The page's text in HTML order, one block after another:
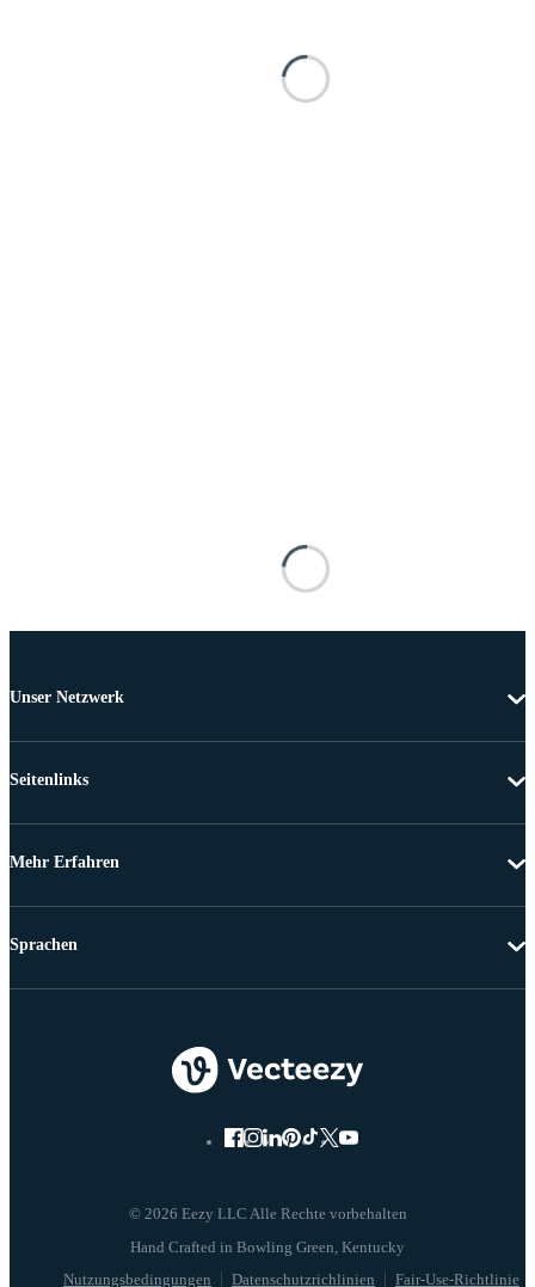
Unser Netzwerk
Seitenlinks
Mehr Erfahren
© 2026 Eezy LLC Alle Rechte vorbehalten
Nutzungsbedingungen Datenschutzrichlinien Fair-Use-Richtlinie
Sprachen